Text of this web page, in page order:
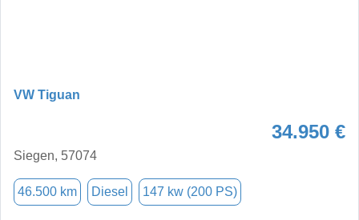
VW Tiguan
34.950 €
Siegen, 57074
46.500 km Diesel 147 kw (200 PS)